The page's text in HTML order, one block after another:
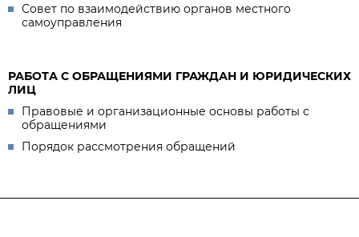
Совет по взаимодействию органов местного
самоуправления
РАБОТА С ОБРАЩЕНИЯМИ ГРАЖДАН И ЮРИДИЧЕСКИХ
ЛИЦ
Правовые и организационные основы работы с
обращениями
Порядок рассмотрения обращений